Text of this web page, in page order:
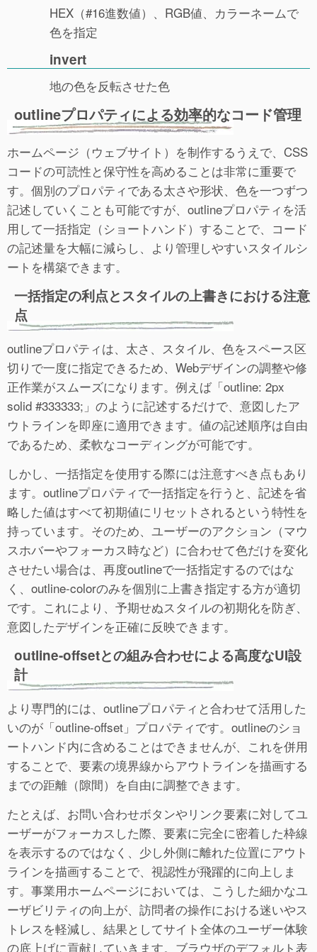
HEX（#16進数値）、RGB値、カラーネームで
色を指定
invert
地の色を反転させた色
outlineプロパティによる効率的なコード管理
ホームページ（ウェブサイト）を制作するうえで、CSS
コードの可読性と保守性を高めることは非常に重要で
す。個別のプロパティである太さや形状、色を一つずつ
記述していくことも可能ですが、outlineプロパティを活
用して一括指定（ショートハンド）することで、コード
の記述量を大幅に減らし、より管理しやすいスタイルシ
ートを構築できます。
一括指定の利点とスタイルの上書きにおける注意
点
outlineプロパティは、太さ、スタイル、色をスペース区
切りで一度に指定できるため、Webデザインの調整や修
正作業がスムーズになります。例えば「outline: 2px
solid #333333;」のように記述するだけで、意図したア
ウトラインを即座に適用できます。値の記述順序は自由
であるため、柔軟なコーディングが可能です。
しかし、一括指定を使用する際には注意すべき点もあり
ます。outlineプロパティで一括指定を行うと、記述を省
略した値はすべて初期値にリセットされるという特性を
持っています。そのため、ユーザーのアクション（マウ
スホバーやフォーカス時など）に合わせて色だけを変化
させたい場合は、再度outlineで一括指定するのではな
く、outline-colorのみを個別に上書き指定する方が適切
です。これにより、予期せぬスタイルの初期化を防ぎ、
意図したデザインを正確に反映できます。
outline-offsetとの組み合わせによる高度なUI設
計
より専門的には、outlineプロパティと合わせて活用した
いのが「outline-offset」プロパティです。outlineのショ
ートハンド内に含めることはできませんが、これを併用
することで、要素の境界線からアウトラインを描画する
までの距離（隙間）を自由に調整できます。
たとえば、お問い合わせボタンやリンク要素に対してユ
ーザーがフォーカスした際、要素に完全に密着した枠線
を表示するのではなく、少し外側に離れた位置にアウト
ラインを描画することで、視認性が飛躍的に向上しま
す。事業用ホームページにおいては、こうした細かなユ
ーザビリティの向上が、訪問者の操作における迷いやス
トレスを軽減し、結果としてサイト全体のユーザー体験
の底上げに貢献していきます。ブラウザのデフォルト表